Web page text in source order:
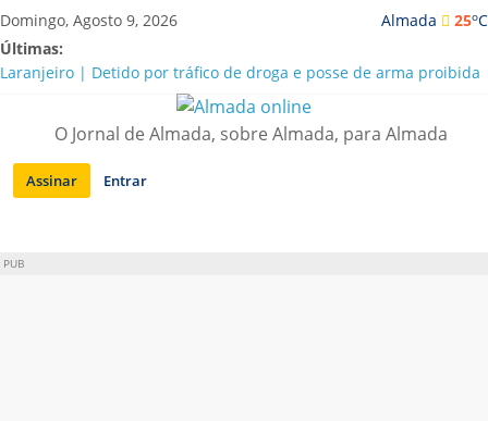
Saltar
para
conteúdo
Almada 25oC
Domingo, Agosto 9, 2026
Últimas:
Laranjeiro | Detido por tráfico de droga e posse de arma proibida
A “crise” da água em Almada: ilações e ensinamentos necessários
Costa da Caparica | Polícia Marítima e ASAE detectam
irregularidades em habitações e restaurantes
APA diz que falta de água em Almada “foi um problema de má
O Jornal de Almada, sobre Almada, para Almada
Assinar Entrar
PUB